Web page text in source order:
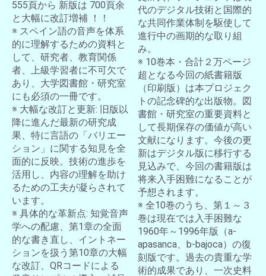
555頁から 新版は 700頁余
と大幅に改訂増補 ！！
※ スペイン語の音声を体系
的に理解するための資料と
して、研究者、教育関係
者、上級学習者に不可欠で
あり、大学図書館・研究室
にも必須の一冊です。
※ 大幅な改訂と更新: 旧版以
降に進んだ最新の研究成
果、特に言語の「バリエー
ション」に関する知見を全
面的に反映。技術の進歩を
活用し、内容の理解を助け
るための工夫が凝らされて
います。
※ 具体的な革新点: 知覚音声
学への配慮、第1章の全面
的な書き直し、イントネー
ションを扱う第10章の大幅
な改訂、QRコードによる
代のデジタル技術と国際的
な共同作業体制を駆使して
進行中の画期的な取り組
み。
※ 10巻本・合計２万ページ
超となる今回の紙書籍版
（印刷版）は本プロジェク
トの記念碑的な出版物。図
書館・研究室の重要資料と
して長期保存の価値が高い
文献になります。今後の更
新はデジタル版に移行する
見込みで、今回の書籍版は
将来入手困難になることが
予想されます。
※ 全10巻のうち、第１～３
巻は現在では入手困難な
1960年～1996年版（a-
apasanca、b-bajoca）の復
刻版です。過去の貴重な学
術的成果であり、一次史料